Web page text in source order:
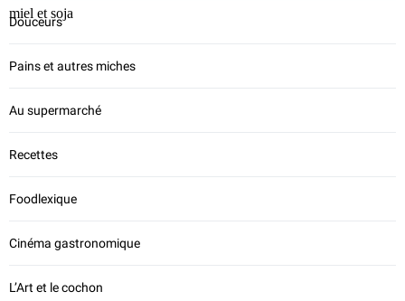
Douceurs
Pains et autres miches
Au supermarché
Recettes
Foodlexique
Cinéma gastronomique
L’Art et le cochon